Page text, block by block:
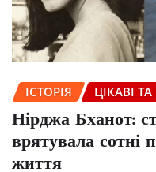
ІСТОРІЯ ЦІКАВІ
Нірджа Бханот:
врятувала сотні
життя